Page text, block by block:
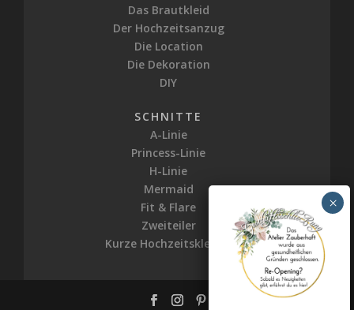
Das Brautkleid
Der Hochzeitsanzug
Die Location
Die Dekoration
DIY
SCHNITTE
A-Linie
Princess-Linie
H-Linie
Mermaid
Fit & Flare
Zweiteiler
Kurze Hochzeitskleider